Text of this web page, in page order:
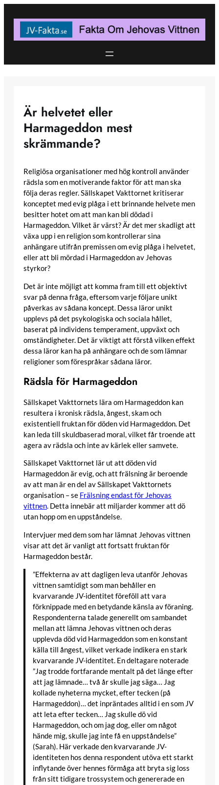
content
Är helvetet eller
Harmageddon mest
skrämmande?
Religiösa organisationer med hög kontroll använder
rädsla som en motiverande faktor för att man ska
följa deras regler. Sällskapet Vakttornet kritiserar
konceptet med evig plåga i ett brinnande helvete men
besitter hotet om att man kan bli dödad i
Harmageddon. Vilket är värst? Är det mer skadligt att
växa upp i en religion som kontrollerar sina
anhängare utifrån premissen om evig plåga i helvetet,
eller att bli mördad i Harmageddon av Jehovas
styrkor?
Det är inte möjligt att komma fram till ett objektivt
svar på denna fråga, eftersom varje följare unikt
påverkas av sådana koncept. Dessa läror unikt
upplevs på det psykologiska och sociala hållet,
baserat på individens temperament, uppväxt och
omständigheter. Det är viktigt att förstå vilken effekt
dessa läror kan ha på anhängare och de som lämnar
religioner som förespråkar sådana läror.
Rädsla för Harmageddon
Sällskapet Vakttornets lära om Harmageddon kan
resultera i kronisk rädsla, ångest, skam och
existentiell fruktan för döden vid Harmageddon. Det
kan leda till skuldbaserad moral, vilket får troende att
agera av rädsla och inte av kärlek eller samvete.
Sällskapet Vakttornet lär ut att döden vid
Harmageddon är evig, och att frälsning är beroende
av att man är en del av Sällskapet Vakttornets
organisation – se Frälsning endast för Jehovas
vittnen. Detta innebär att miljarder kommer att dö
utan hopp om en uppståndelse.
Intervjuer med dem som har lämnat Jehovas vittnen
visar att det är vanligt att fortsatt fruktan för
Harmageddon består.
”Effekterna av att dagligen leva utanför Jehovas
vittnen samtidigt som man behåller en
kvarvarande JV-identitet föreföll att vara
förknippade med en betydande känsla av föraning.
Respondenterna talade generellt om sambandet
mellan att lämna Jehovas vittnen och deras
upplevda död vid Harmageddon som en konstant
källa till ångest, vilket verkade indikera en stark
kvarvarande JV-identitet. En deltagare noterade
”Jag trodde fortfarande mentalt på det länge efter
att jag lämnade… två år skulle jag säga… Jag
kollade nyheterna mycket, efter tecken (på
Harmageddon)… det inpräntades alltid i en som JV
att leta efter tecken… Jag skulle dö vid
Harmageddon, och om jag dog, eller om något
hände mig, skulle jag inte få en uppståndelse”
(Sarah). Här verkade den kvarvarande JV-
identiteten hos denna respondent utöva ett starkt
inflytande över hennes förmåga att bryta sig loss
från sitt tidigare trossystem och genererade en